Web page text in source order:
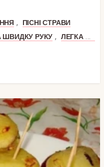
,
ПІСНІ СТРАВИ
ШВИДКУ РУКУ ,
ЛЕГКА ВЕЧЕРЯ